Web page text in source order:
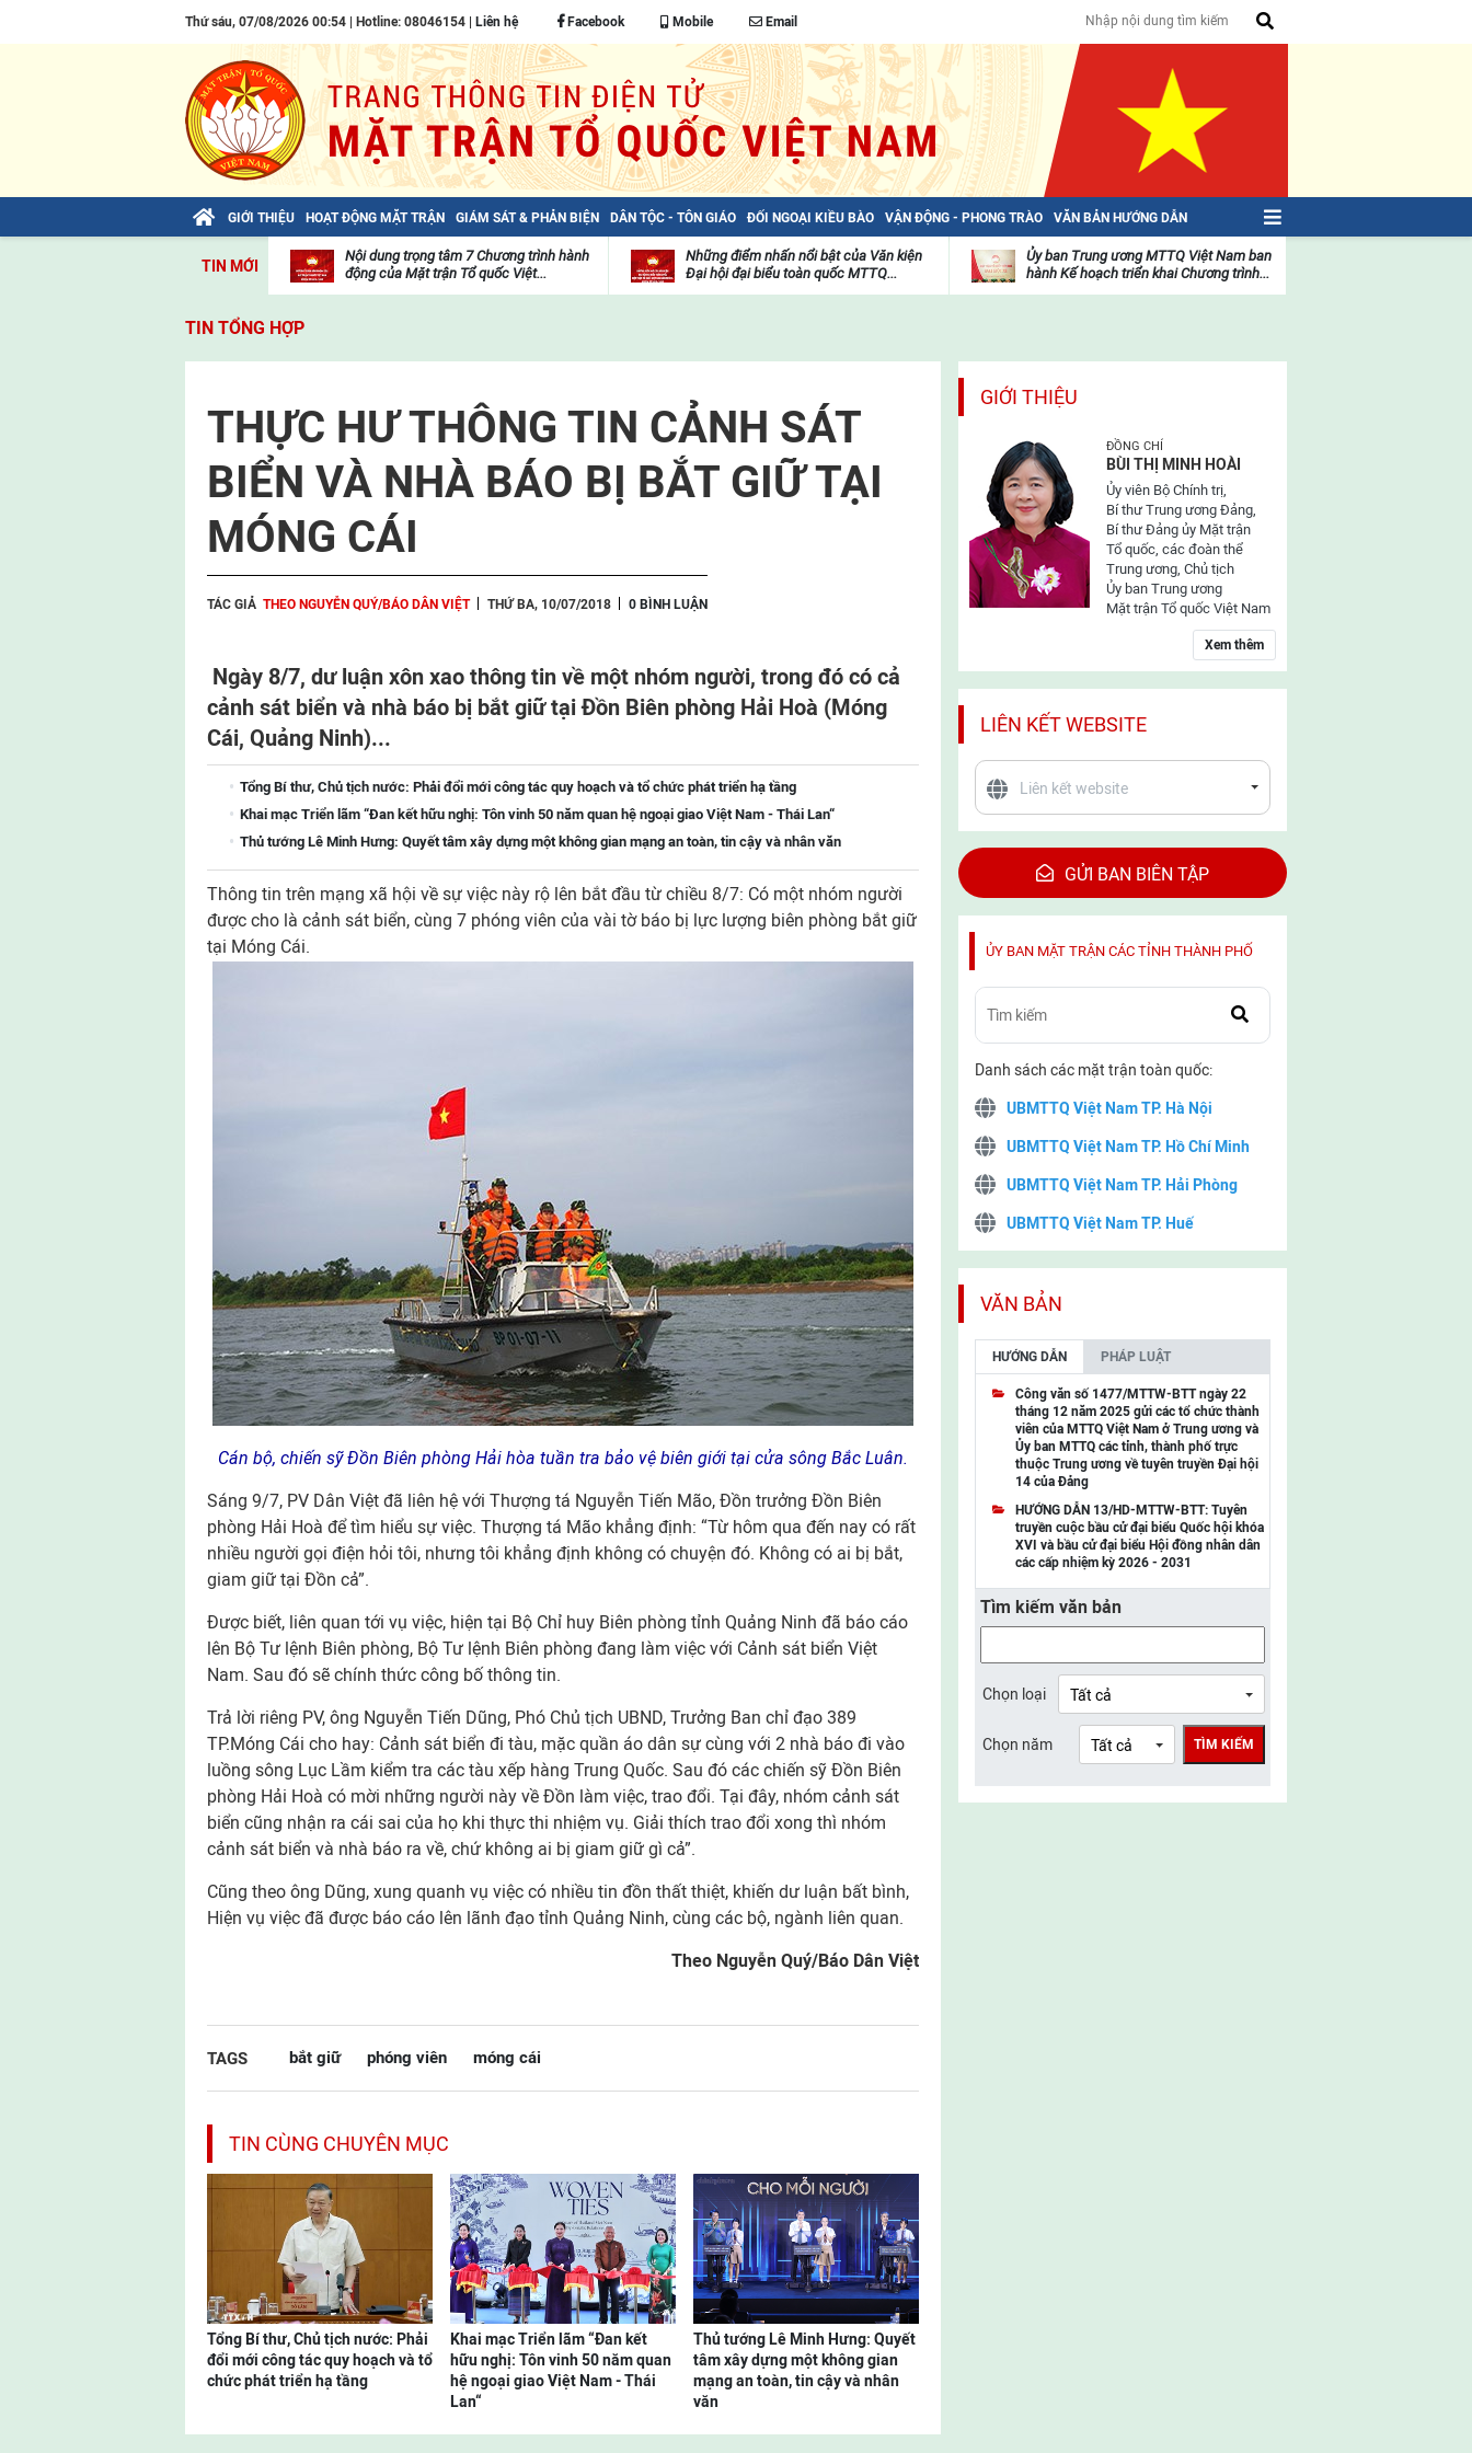
Thứ sáu, 07/08/2026 00:54 | Hotline: 08046154 | Liên hệ Facebook Mobile Email
GIỚI THIỆU HOẠT ĐỘNG MẶT TRẬN GIÁM SÁT & PHẢN BIỆN DÂN TỘC - TÔN GIÁO ĐỐI NGOẠI KIỀU BÀO VẬN ĐỘNG - PHONG TRÀO VĂN BẢN HƯỚNG DẪN
TIN MỚI
Bài viết của Tổng Bí thư Tô Lâm: TIẾN
viện
Nội dung trọng tâm 7 Chương trình hành
động của Mặt trận Tổ quốc Việt...
Những điểm nhấn nổi bật của Văn kiện
Đại hội đại biểu toàn quốc MTTQ...
mặt
trận
Ủy ban Trung ương MTTQ Việt Nam ban
hành Kế hoạch triển khai Chương trình...
TIN TỔNG HỢP
THỰC HƯ THÔNG TIN CẢNH SÁT
BIỂN VÀ NHÀ BÁO BỊ BẮT GIỮ TẠI
MÓNG CÁI
TÁC GIẢ THEO NGUYỄN QUÝ/BÁO DÂN VIỆT THỨ BA, 10/07/2018 0 BÌNH LUẬN
Ngày 8/7, dư luận xôn xao thông tin về một nhóm người, trong đó có cả
cảnh sát biển và nhà báo bị bắt giữ tại Đồn Biên phòng Hải Hoà (Móng
Cái, Quảng Ninh)...
Tổng Bí thư, Chủ tịch nước: Phải đổi mới công tác quy hoạch và tổ chức phát triển hạ tầng
Khai mạc Triển lãm “Đan kết hữu nghị: Tôn vinh 50 năm quan hệ ngoại giao Việt Nam - Thái Lan“
Thủ tướng Lê Minh Hưng: Quyết tâm xây dựng một không gian mạng an toàn, tin cậy và nhân văn
Thông tin trên mạng xã hội về sự việc này rộ lên bắt đầu từ chiều 8/7: Có một nhóm người
được cho là cảnh sát biển, cùng 7 phóng viên của vài tờ báo bị lực lượng biên phòng bắt giữ
tại Móng Cái.
Cán bộ, chiến sỹ Đồn Biên phòng Hải hòa tuần tra bảo vệ biên giới tại cửa sông Bắc Luân.
Sáng 9/7, PV Dân Việt đã liên hệ với Thượng tá Nguyễn Tiến Mão, Đồn trưởng Đồn Biên
phòng Hải Hoà để tìm hiểu sự việc. Thượng tá Mão khẳng định: “Từ hôm qua đến nay có rất
nhiều người gọi điện hỏi tôi, nhưng tôi khẳng định không có chuyện đó. Không có ai bị bắt,
giam giữ tại Đồn cả”.
Được biết, liên quan tới vụ việc, hiện tại Bộ Chỉ huy Biên phòng tỉnh Quảng Ninh đã báo cáo
lên Bộ Tư lệnh Biên phòng, Bộ Tư lệnh Biên phòng đang làm việc với Cảnh sát biển Việt
Nam. Sau đó sẽ chính thức công bố thông tin.
Trả lời riêng PV, ông Nguyễn Tiến Dũng, Phó Chủ tịch UBND, Trưởng Ban chỉ đạo 389
TP.Móng Cái cho hay: Cảnh sát biển đi tàu, mặc quần áo dân sự cùng với 2 nhà báo đi vào
luồng sông Lục Lầm kiểm tra các tàu xếp hàng Trung Quốc. Sau đó các chiến sỹ Đồn Biên
phòng Hải Hoà có mời những người này về Đồn làm việc, trao đổi. Tại đây, nhóm cảnh sát
biển cũng nhận ra cái sai của họ khi thực thi nhiệm vụ. Giải thích trao đổi xong thì nhóm
cảnh sát biển và nhà báo ra về, chứ không ai bị giam giữ gì cả”.
Cũng theo ông Dũng, xung quanh vụ việc có nhiều tin đồn thất thiệt, khiến dư luận bất bình,
Hiện vụ việc đã được báo cáo lên lãnh đạo tỉnh Quảng Ninh, cùng các bộ, ngành liên quan.
Theo Nguyễn Quý/Báo Dân Việt
TAGS bắt giữ phóng viên móng cái
TIN CÙNG CHUYÊN MỤC
Tổng Bí thư, Chủ tịch nước: Phải
đổi mới công tác quy hoạch và tổ
chức phát triển hạ tầng
Khai mạc Triển lãm “Đan kết
hữu nghị: Tôn vinh 50 năm quan
hệ ngoại giao Việt Nam - Thái
Lan“
Thủ tướng Lê Minh Hưng: Quyết
tâm xây dựng một không gian
mạng an toàn, tin cậy và nhân
văn
GIỚI THIỆU
ĐỒNG CHÍ
BÙI THỊ MINH HOÀI
Ủy viên Bộ Chính trị,
Bí thư Trung ương Đảng,
Bí thư Đảng ủy Mặt trận
Tổ quốc, các đoàn thể
Trung ương, Chủ tịch
Ủy ban Trung ương
Mặt trận Tổ quốc Việt Nam
Xem thêm
LIÊN KẾT WEBSITE
GỬI BAN BIÊN TẬP
ỦY BAN MẶT TRẬN CÁC TỈNH THÀNH PHỐ
Danh sách các mặt trận toàn quốc:
UBMTTQ Việt Nam TP. Hà Nội
UBMTTQ Việt Nam TP. Hồ Chí Minh
UBMTTQ Việt Nam TP. Hải Phòng
UBMTTQ Việt Nam TP. Huế
UBMTTQ Việt Nam TP. Cần Thơ
UBMTTQ Việt Nam tỉnh Quảng Ninh
UBMTTQ Việt Nam tỉnh Cao Bằng
UBMTTQ Việt Nam tỉnh Lạng Sơn
UBMTTQ Việt Nam tỉnh Lai Châu
UBMTTQ Việt Nam tỉnh Điện Biên
UBMTTQ Việt Nam tỉnh Sơn La
UBMTTQ Việt Nam tỉnh Thanh Hóa
UBMTTQ Việt Nam tỉnh Nghệ An
UBMTTQ Việt Nam tỉnh Lào Cai
UBMTTQ Việt Nam tỉnh Thái Nguyên
VĂN BẢN
HƯỚNG DẪN PHÁP LUẬT
Công văn số 1477/MTTW-BTT ngày 22
tháng 12 năm 2025 gửi các tổ chức thành
viên của MTTQ Việt Nam ở Trung ương và
Ủy ban MTTQ các tỉnh, thành phố trực
thuộc Trung ương về tuyên truyền Đại hội
14 của Đảng
HƯỚNG DẪN 13/HD-MTTW-BTT: Tuyên
truyền cuộc bầu cử đại biểu Quốc hội khóa
XVI và bầu cử đại biểu Hội đồng nhân dân
các cấp nhiệm kỳ 2026 - 2031
Tìm kiếm văn bản
Chọn loại
Chọn năm TÌM KIẾM